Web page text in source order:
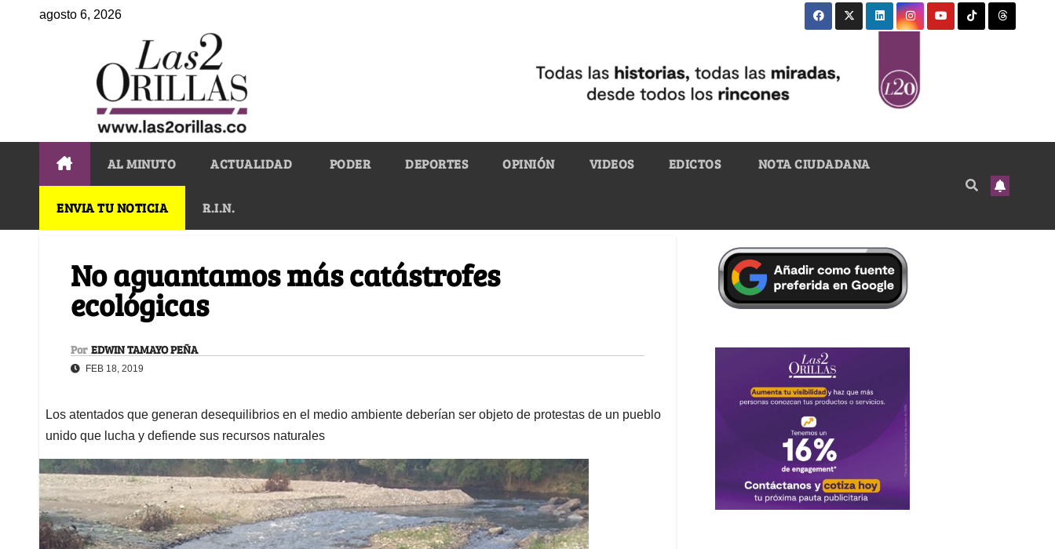
agosto 6, 2026
AL MINUTO ACTUALIDAD PODER DEPORTES OPINIÓN VIDEOS EDICTOS NOTA CIUDADANA
ENVIA TU NOTICIA R.I.N.
No aguantamos más catástrofes
ecológicas
Por EDWIN TAMAYO PEÑA
FEB 18, 2019
Los atentados que generan desequilibrios en el medio ambiente deberían ser objeto de protestas de un pueblo
unido que lucha y defiende sus recursos naturales